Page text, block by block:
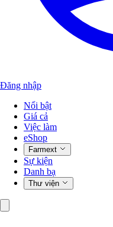
Đăng nhập
Nổi bật
Giá cả
Việc làm
eShop
Farmext
Sự kiện
Danh bạ
Thư viện